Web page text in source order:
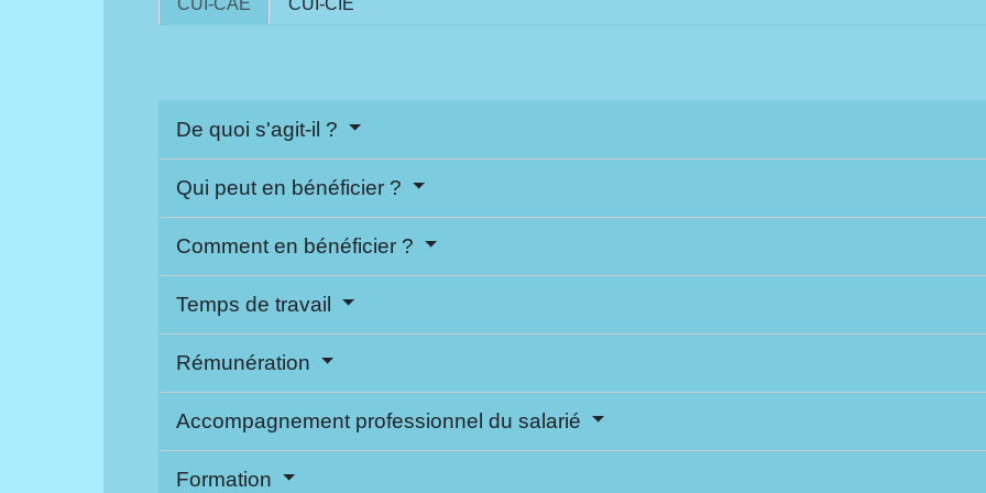
CUI-CAE CUI-CIE
De quoi s'agit-il ?
Qui peut en bénéficier ?
Comment en bénéficier ?
Temps de travail
Rémunération
Accompagnement professionnel du salarié
Formation